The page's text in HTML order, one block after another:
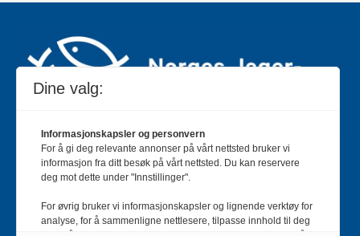
Jakt & Fiske er landets største og eldste magasin for
jakt- og fiskeinteresserte med 195 000 månedlige
Bladet er en månedlig publikasjon og utgis av Norges
Jeger- og Fiskerforbund.
Meld deg inn her
Dine valg:
Informasjonskapsler og personvern
For å gi deg relevante annonser på vårt nettsted bruker vi
informasjon fra ditt besøk på vårt nettsted. Du kan reservere
deg mot dette under "Innstillinger".
For øvrig bruker vi informasjonskapsler og lignende verktøy for
analyse, for å sammenligne nettlesere, tilpasse innhold til deg